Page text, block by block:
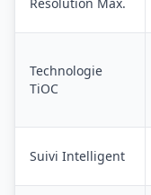
Technologie
TiOC
Suivi Intelligent